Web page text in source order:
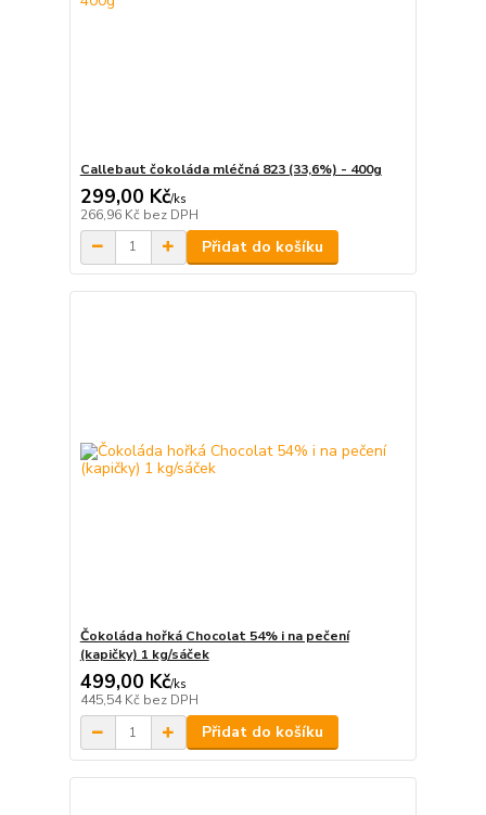
Callebaut čokoláda mléčná 823 (33,6%) - 400g
299,00 Kč/ks
266,96 Kč bez DPH
Přidat do košíku
Čokoláda hořká Chocolat 54% i na pečení
(kapičky) 1 kg/sáček
499,00 Kč/ks
445,54 Kč bez DPH
Přidat do košíku